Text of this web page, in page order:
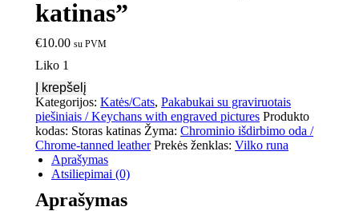
katinas”
€10.00 su PVM
Liko 1
Į krepšelį
Kategorijos: Katės/Cats, Pakabukai su graviruotais
piešiniais / Keychans with engraved pictures Produkto
kodas: Storas katinas Žyma: Chrominio išdirbimo oda /
Chrome-tanned leather Prekės ženklas: Vilko runa
Aprašymas
Atsiliepimai (0)
Aprašymas